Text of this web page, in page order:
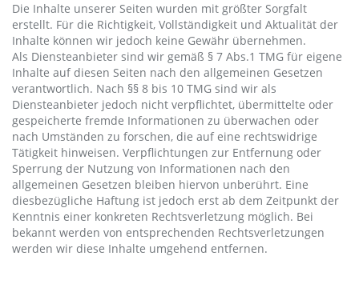
Die Inhalte unserer Seiten wurden mit größter Sorgfalt
erstellt. Für die Richtigkeit, Vollständigkeit und Aktualität der
Inhalte können wir jedoch keine Gewähr übernehmen.
Als Diensteanbieter sind wir gemäß § 7 Abs.1 TMG für eigene
Inhalte auf diesen Seiten nach den allgemeinen Gesetzen
verantwortlich. Nach §§ 8 bis 10 TMG sind wir als
Diensteanbieter jedoch nicht verpflichtet, übermittelte oder
gespeicherte fremde Informationen zu überwachen oder
nach Umständen zu forschen, die auf eine rechtswidrige
Tätigkeit hinweisen. Verpflichtungen zur Entfernung oder
Sperrung der Nutzung von Informationen nach den
allgemeinen Gesetzen bleiben hiervon unberührt. Eine
diesbezügliche Haftung ist jedoch erst ab dem Zeitpunkt der
Kenntnis einer konkreten Rechtsverletzung möglich. Bei
bekannt werden von entsprechenden Rechtsverletzungen
werden wir diese Inhalte umgehend entfernen.